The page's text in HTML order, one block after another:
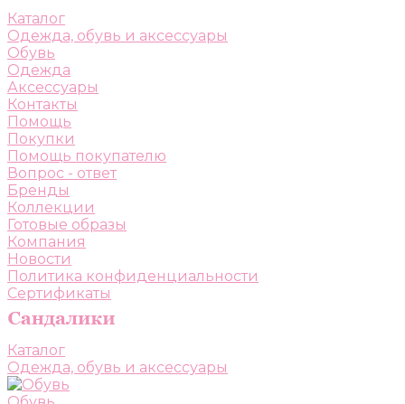
Каталог
Одежда, обувь и аксессуары
Обувь
Одежда
Аксессуары
Контакты
Помощь
Покупки
Помощь покупателю
Вопрос - ответ
Бренды
Коллекции
Готовые образы
Компания
Новости
Политика конфиденциальности
Сертификаты
Каталог
Одежда, обувь и аксессуары